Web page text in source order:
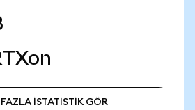
İSTATİSTİK GÖR